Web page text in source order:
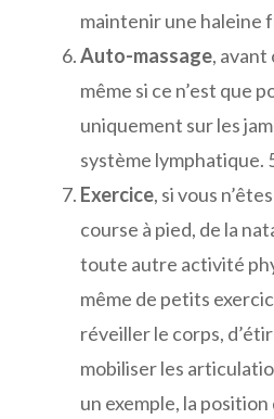
maintenir une haleine
Auto-massage, avant
même si ce n’est que
uniquement sur les
système lymphatique.
Exercice, si vous
course à pied, de la
toute autre activité
même de petits
réveiller le corps,
mobiliser les
un exemple, la position